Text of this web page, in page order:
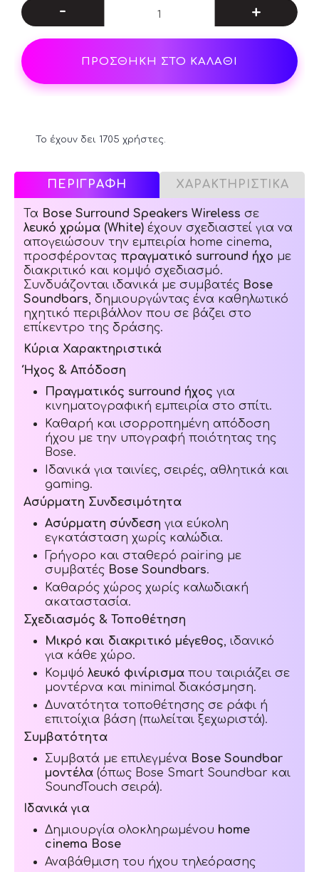
Το έχουν δει 1705 χρήστες.
- +
ΠΡΟΣΘΗΚΗ ΣΤΟ ΚΑΛΑΘΙ
ΠΕΡΙΓΡΑΦΗ ΧΑΡΑΚΤΗΡΙΣΤΙΚΑ
Τα Bose Surround Speakers Wireless σε
λευκό χρώμα (White) έχουν σχεδιαστεί για να
απογειώσουν την εμπειρία home cinema,
προσφέροντας πραγματικό surround ήχο με
διακριτικό και κομψό σχεδιασμό.
Συνδυάζονται ιδανικά με συμβατές Bose
Soundbars, δημιουργώντας ένα καθηλωτικό
ηχητικό περιβάλλον που σε βάζει στο
επίκεντρο της δράσης.
Κύρια Χαρακτηριστικά
Ήχος & Απόδοση
Πραγματικός surround ήχος για
κινηματογραφική εμπειρία στο σπίτι.
Καθαρή και ισορροπημένη απόδοση
ήχου με την υπογραφή ποιότητας της
Bose.
Ιδανικά για ταινίες, σειρές, αθλητικά και
gaming.
Ασύρματη Συνδεσιμότητα
Ασύρματη σύνδεση για εύκολη
εγκατάσταση χωρίς καλώδια.
Γρήγορο και σταθερό pairing με
συμβατές Bose Soundbars.
Καθαρός χώρος χωρίς καλωδιακή
ακαταστασία.
Σχεδιασμός & Τοποθέτηση
Μικρό και διακριτικό μέγεθος, ιδανικό
για κάθε χώρο.
Κομψόλευκό φινίρισμα που ταιριάζει σε
μοντέρνα και minimal διακόσμηση.
Δυνατότητα τοποθέτησης σε ράφι ή
επιτοίχια βάση (πωλείται ξεχωριστά).
Συμβατότητα
Συμβατά με επιλεγμένα Bose Soundbar
μοντέλα (όπως Bose Smart Soundbar και
SoundTouch σειρά).
Ιδανικά για
Δημιουργία ολοκληρωμένου home
cinema Bose
Αναβάθμιση του ήχου τηλεόρασης